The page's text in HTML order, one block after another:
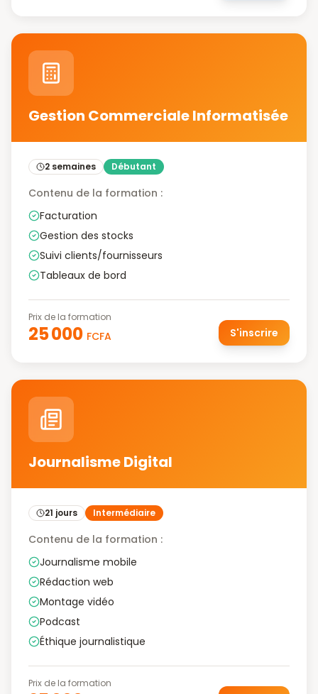
Gestion Commerciale Informatisée
2 semaines Débutant
Contenu de la formation :
Facturation
Gestion des stocks
Suivi clients/fournisseurs
Tableaux de bord
Prix de la formation
25 000 FCFA S'inscrire
Journalisme Digital
21 jours Intermédiaire
Contenu de la formation :
Journalisme mobile
Rédaction web
Montage vidéo
Podcast
Éthique journalistique
Prix de la formation